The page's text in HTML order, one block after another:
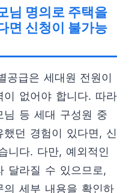
님 명의로 주택을
면 신청이 불가능
공급은 세대원 전원이
이 없어야 합니다. 따라
님 등 세대 구성원 중
던 경험이 있다면, 신
니다. 다만, 예외적인
달라질 수 있으므로,
의 세부 내용을 확인하